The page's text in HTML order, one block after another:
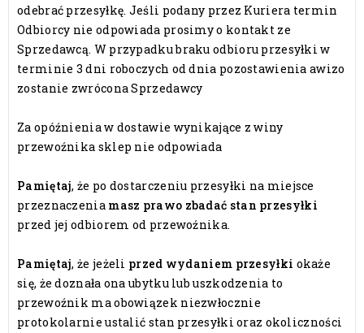
odebrać przesyłkę. Jeśli podany przez Kuriera termin
Odbiorcy nie odpowiada prosimy o kontakt ze
Sprzedawcą. W przypadku braku odbioru przesyłki w
terminie 3 dni roboczych od dnia pozostawienia awizo
zostanie zwrócona Sprzedawcy
Za opóźnienia w dostawie wynikające z winy
przewoźnika sklep nie odpowiada
Pamiętaj, że po dostarczeniu przesyłki na miejsce
przeznaczenia masz prawo zbadać stan przesyłki
przed jej odbiorem od przewoźnika.
Pamiętaj, że jeżeli przed wydaniem przesyłki okaże
się, że doznała ona ubytku lub uszkodzenia to
przewoźnik ma obowiązek niezwłocznie
protokolarnie ustalić stan przesyłki oraz okoliczności